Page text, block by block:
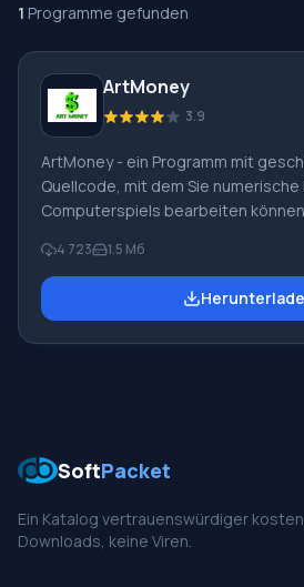
Alle Übersetzer
1 Programme gefunden
ArtMoney
3.9
ArtMoney - ein Programm mit
Quellcode, mit dem Sie
Computerspiels bearbeiten
des ArtMoney-Programms
von Netzwerk- oder Online-
Daten auf dem Server gespeichert
4 723 1.5 Мб
SoftPacket
Ein Katalog vertrauenswürdiger
Downloads, keine Viren.